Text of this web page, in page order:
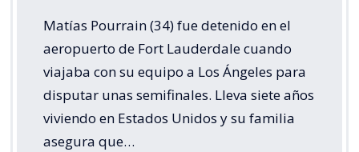
Matías Pourrain (34) fue detenido en el
aeropuerto de Fort Lauderdale cuando
viajaba con su equipo a Los Ángeles para
disputar unas semifinales. Lleva siete años
viviendo en Estados Unidos y su familia
asegura que…